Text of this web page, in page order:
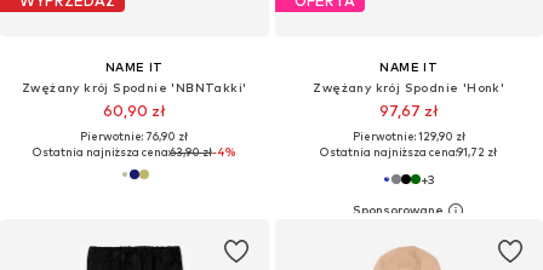
NAME IT
Zwężany krój Spodnie 'NBNTakki'
60,90 zł
Pierwotnie: 76,90 zł
Ostatnia najniższa cena:63,90 zł-4%
NAME IT
Zwężany krój Spodnie 'Honk'
97,67 zł
Pierwotnie: 129,90 zł
Ostatnia najniższa cena:91,72 zł
+3